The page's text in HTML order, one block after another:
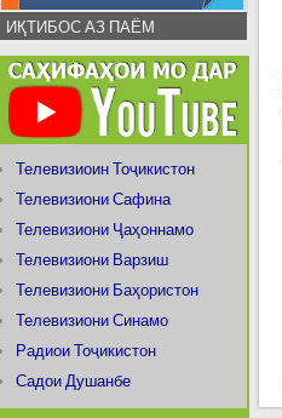
ИҚТИБОС АЗ ПАЁМ
Телевизиоин Тоҷикистон
Телевизиони Сафина
Телевизиони Ҷаҳоннамо
Телевизиони Варзиш
Телевизиони Баҳористон
Телевизиони Синамо
Радиои Тоҷикистон
Садои Душанбе